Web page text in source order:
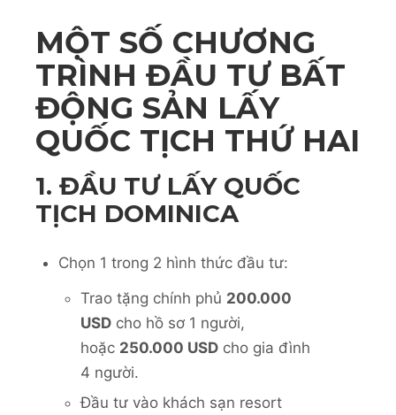
MỘT SỐ CHƯƠNG
TRÌNH ĐẦU TƯ BẤT
ĐỘNG SẢN LẤY
QUỐC TỊCH THỨ HAI
1. ĐẦU TƯ LẤY QUỐC
TỊCH DOMINICA
Chọn 1 trong 2 hình thức đầu tư:
Trao tặng chính phủ 200.000
USD cho hồ sơ 1 người,
hoặc 250.000 USD cho gia đình
4 người.
Đầu tư vào khách sạn resort